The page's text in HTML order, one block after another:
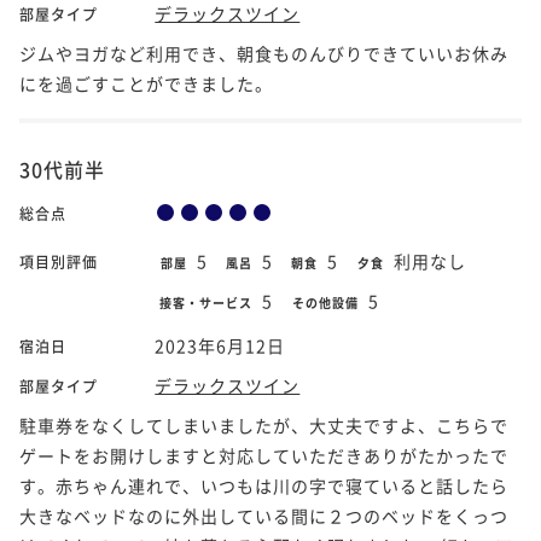
部屋タイプ
デラックスツイン
ジムやヨガなど利用でき、朝食ものんびりできていいお休み
にを過ごすことができました。
30代前半
総合点
項目別評価 部屋 5 風呂 5 朝食 5 夕食 利用なし
接客・サービス 5 その他設備 5
宿泊日 2023年6月12日
部屋タイプ
デラックスツイン
駐車券をなくしてしまいましたが、大丈夫ですよ、こちらで
ゲートをお開けしますと対応していただきありがたかったで
す。赤ちゃん連れで、いつもは川の字で寝ていると話したら
大きなベッドなのに外出している間に２つのベッドをくっつ